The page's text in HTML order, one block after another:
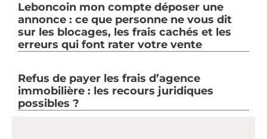
Leboncoin mon compte déposer une
annonce : ce que personne ne vous dit
sur les blocages, les frais cachés et les
erreurs qui font rater votre vente
Refus de payer les frais d’agence
immobilière : les recours juridiques
possibles ?